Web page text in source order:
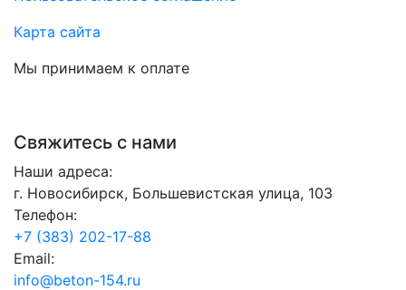
Карта сайта
Мы принимаем к оплате
Свяжитесь с нами
Наши адреса:
г. Новосибирск, Большевистская улица, 103
Телефон:
+7 (383) 202-17-88
Email:
info@beton-154.ru